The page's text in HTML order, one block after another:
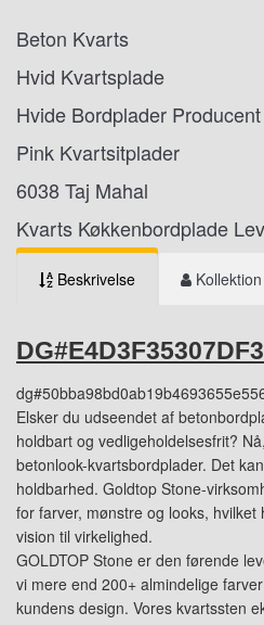
Beton Kvarts
Hvid Kvartsplade
Hvide Bordplader Producent
Pink Kvartsitplader
6038 Taj Mahal
Kvarts Køkkenbordplade
Beskrivelse Kollektion
Elsker du udseendet af
holdbart og vedligeholdelsesfrit?
betonlook-kvartsbordplader. Det
holdbarhed. Goldtop Stone-
for farver, mønstre og looks,
vision til virkelighed.
GOLDTOP Stone er den førende
vi mere end 200+ almindelige
kundens design. Vores kvartssten